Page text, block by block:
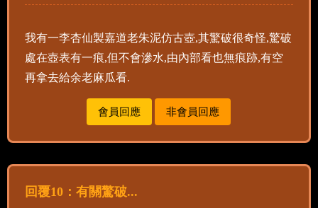
我有一李杏仙製嘉道老朱泥仿古壺,其驚破很奇怪,驚破
處在壺表有一痕,但不會滲水,由內部看也無痕跡,有空
再拿去給余老麻瓜看.
會員回應 非會員回應
回覆10：有關驚破...